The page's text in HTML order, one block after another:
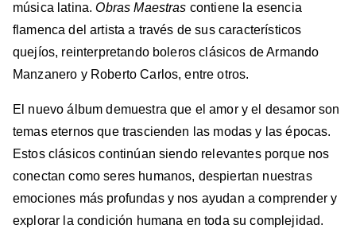
música latina.Obras Maestras contiene la esencia
flamenca del artista a través de sus característicos
quejíos, reinterpretando boleros clásicos de Armando
Manzanero y Roberto Carlos, entre otros.
El nuevo álbum demuestra que el amor y el desamor son
temas eternos que trascienden las modas y las épocas.
Estos clásicos continúan siendo relevantes porque nos
conectan como seres humanos, despiertan nuestras
emociones más profundas y nos ayudan a comprender y
explorar la condición humana en toda su complejidad.